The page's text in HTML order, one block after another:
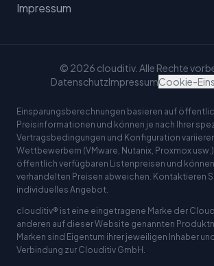
Impressum
© 2026 clouditiv. Alle Rechte
DatenschutzImpressumCookie-
Einsparungsberechnungen basieren auf
Preisinformationen und können je nach Ihrer
Vertragsbedingungen und Konfiguration
Wettbewerbern (VMware, Nutanix, Proxmox
öffentlich verfügbaren Listenpreisen und
verhandelten Preisen abweichen. Kontaktieren
individuelles Angebot.
clouditiv® ist eine eingetragene Marke der
anderen auf dieser Website genannten
Marken sind Eigentum ihrer jeweiligen Inhaber
Verbindung zur Clouditiv GmbH.